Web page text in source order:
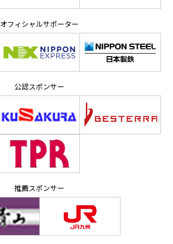
オフィシャルサポーター
公認スポンサー
推薦スポンサー